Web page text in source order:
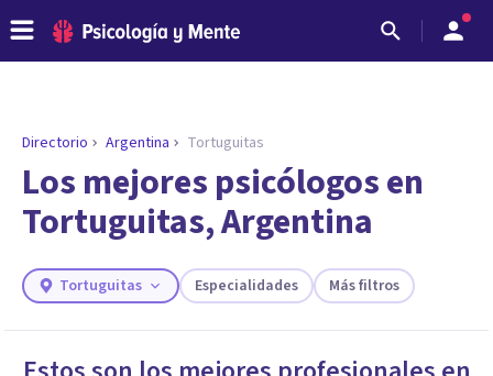
ENCONTRAR MI TERAPEUTA
¿Necesitas ayuda para encontrar el
psicólogo adecuado?
Responde a unas breves preguntas y te ofreceremos
necesidades.
Directorio Argentina Tortuguitas
Los mejores psicólogos en
Tortuguitas, Argentina
Tortuguitas Especialidades Más filtros